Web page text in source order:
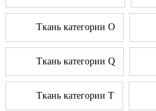
Ткань категории O
Ткань категории Q
Ткань категории T